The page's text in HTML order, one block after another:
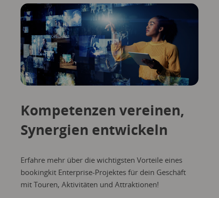
Kompetenzen vereinen,
Synergien entwickeln
Erfahre mehr über die wichtigsten Vorteile eines
bookingkit Enterprise-Projektes für dein Geschäft
mit Touren, Aktivitäten und Attraktionen!